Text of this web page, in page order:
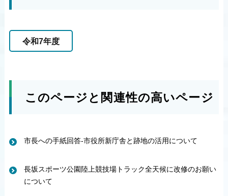
令和7年度
このページと関連性の高いページ
市長への手紙回答-市役所新庁舎と跡地の活用について
長坂スポーツ公園陸上競技場トラック全天候に改修のお願い
について